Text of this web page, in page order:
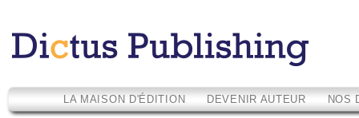
LA MAISON D'ÉDITION DEVENIR AUTEUR NOS